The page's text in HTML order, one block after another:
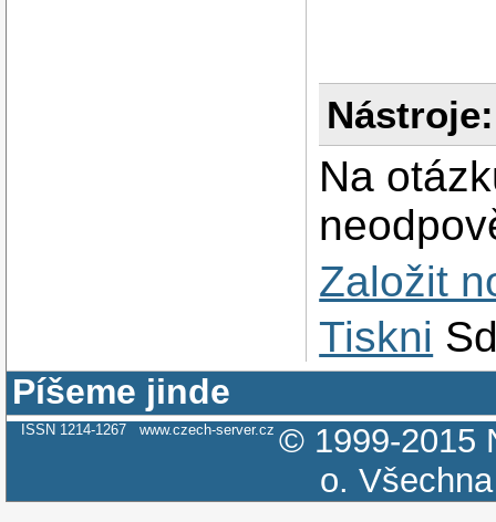
Nástroje:
Na
Založit
Tiskni
Píšeme jinde
ISSN 1214-1267 www.czech-server.cz © 1999-2015
o.